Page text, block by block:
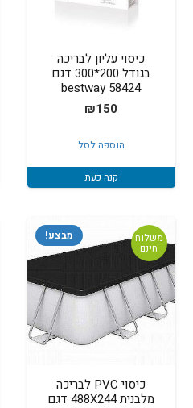
כיסוי עליון לבריכה
בגודל 200*300 דגם
58424 bestway
₪150
הוספה לסל
קנה כעת
מבצע! משלוח
חינם
כיסוי PVC לבריכה
מלבנית 488X244 דגם